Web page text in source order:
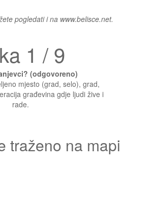
pogledati i na www.belisce.net.
1 / 9
(odgovoreno)
mjesto (grad, selo), grad,
građevina gdje ljudi žive i
rade.
traženo na mapi